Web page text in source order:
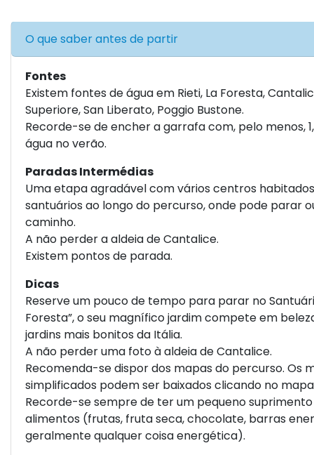
O que saber antes de partir
Fontes
Existem fontes de água em Rieti, La Foresta,
Superiore, San Liberato, Poggio Bustone.
Recorde-se de encher a garrafa com, pelo menos,
água no verão.
Paradas Intermédias
Uma etapa agradável com vários centros
santuários ao longo do percurso, onde pode parar
caminho.
A não perder a aldeia de Cantalice.
Existem pontos de parada.
Dicas
Reserve um pouco de tempo para parar no
Foresta”, o seu magnífico jardim compete em
jardins mais bonitos da Itália.
A não perder uma foto à aldeia de Cantalice.
Recomenda-se dispor dos mapas do percurso. Os
simplificados podem ser baixados clicando no
Recorde-se sempre de ter um pequeno
alimentos (frutas, fruta seca, chocolate, barras
geralmente qualquer coisa energética).